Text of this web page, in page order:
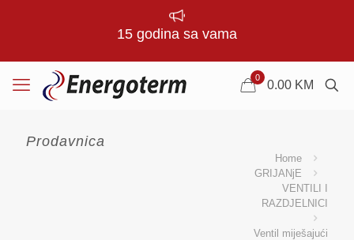
15 godina sa vama
0
0.00 KM
Prodavnica
Home
GRIJANjE
VENTILI I
RAZDJELNICI
Ventil miješajući